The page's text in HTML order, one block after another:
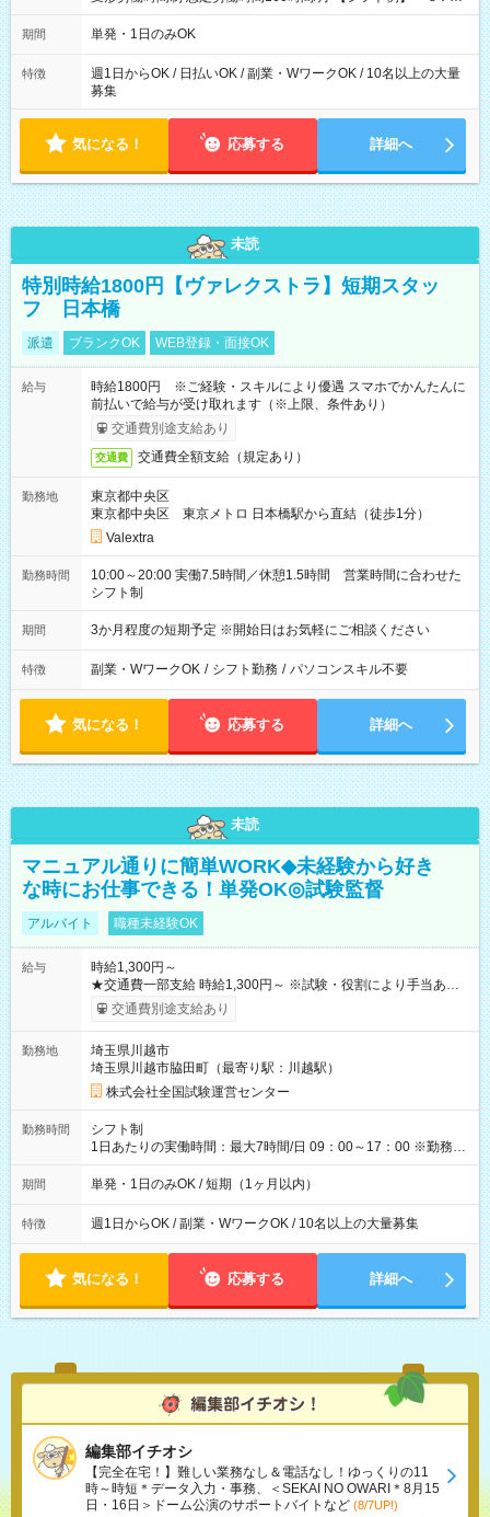
～21：00
期間 単発・1日のみOK
特徴
週1日からOK / 日払いOK / 副業・WワークOK / 10名以上の大量
募集
気になる！ 応募する 詳細へ
未読
特別時給1800円【ヴァレクストラ】短期スタッ
フ 日本橋
派遣 ブランクOK WEB登録・面接OK
給与
時給1800円 ※ご経験・スキルにより優遇 スマホでかんたんに
前払いで給与が受け取れます（※上限、条件あり）
交通費別途支給あり
交通費 交通費全額支給（規定あり）
勤務地
東京都中央区
東京都中央区 東京メトロ 日本橋駅から直結（徒歩1分）
Valextra
勤務時間
10:00～20:00 実働7.5時間／休憩1.5時間 営業時間に合わせた
シフト制
期間 3か月程度の短期予定 ※開始日はお気軽にご相談ください
特徴 副業・WワークOK / シフト勤務 / パソコンスキル不要
気になる！ 応募する 詳細へ
未読
マニュアル通りに簡単WORK◆未経験から好き
な時にお仕事できる！単発OK◎試験監督
アルバイト 職種未経験OK
給与
時給1,300円～
★交通費一部支給 時給1,300円～ ※試験・役割により手当あり
※勤務回数により昇給あり 【即給（前払い）オプションあ
り！】 希望される場合、勤務から1週間ほどで給与の一部を受け
例】 ・河合塾模擬試験 8:30～17:30（休憩1時間） 時給1,300円
×8時間＝日収10,400円＋交通費 ※当日の役割により時給＋100
円の場合あり ・国家試験 7:00～13:30（休憩なし） 時給1,300
円（役割手当＋100円）×6時間＝日収8,400円＋交通費 【試用期
間】試用期間なし
交通費別途支給あり
勤務地
埼玉県川越市
埼玉県川越市脇田町（最寄り駅：川越駅）
株式会社全国試験運営センター
勤務時間
シフト制
1日あたりの実働時間：最大7時間/日 09：00～17：00 ※勤務時
間は 試験により異なります。
期間 単発・1日のみOK / 短期（1ヶ月以内）
特徴 週1日からOK / 副業・WワークOK / 10名以上の大量募集
気になる！ 応募する 詳細へ
編集部イチオシ
【完全在宅！】難しい業務なし＆電話なし！ゆっくりの11
時～時短＊データ入力・事務、＜SEKAI NO OWARI＊8月15
日・16日＞ドーム公演のサポートバイトなど (8/7UP!)